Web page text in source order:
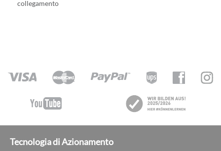
collegamento
Tecnologia di Azionamento